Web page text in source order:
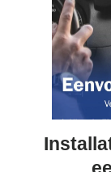
Algemene
Wij steunen